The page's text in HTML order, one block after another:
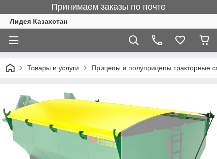
Принимаем заказы по почте
Лидея Казахстан
Товары и услуги Прицепы и полуприцепы тракторные